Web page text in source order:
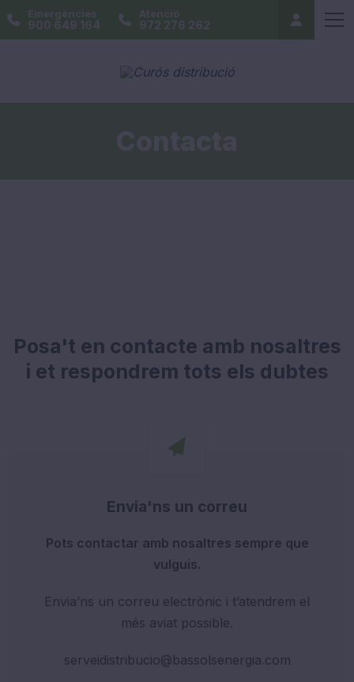
Emergències
900 649 164
Atenció
972 276 262
Posa't en contacte amb nosaltres
i et respondrem tots els dubtes
Envia'ns un correu
Pots contactar amb nosaltres sempre que
vulguis.
Envia’ns un correu electrònic i t’atendrem el
més aviat possible.
serveidistribucio@bassolsenergia.com